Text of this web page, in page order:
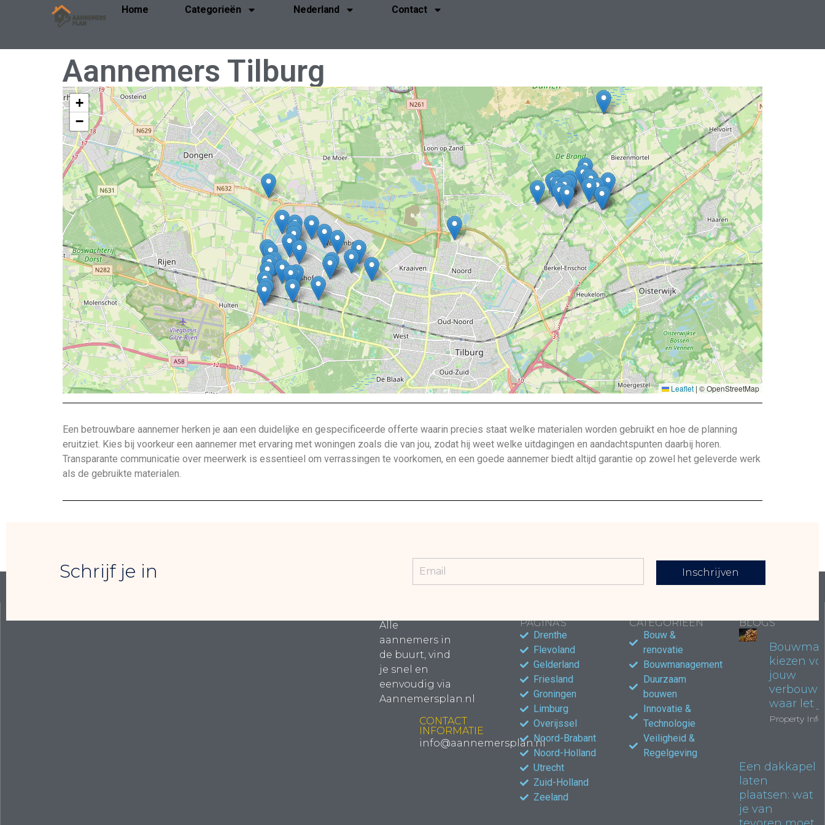
Home Categorieën Nederland Contact
Aannemers Tilburg
+
−
Leaflet | © OpenStreetMap
Een betrouwbare aannemer herken je aan een duidelijke en gespecificeerde offerte waarin precies staat welke materialen worden gebruikt en hoe de planning
eruitziet. Kies bij voorkeur een aannemer met ervaring met woningen zoals die van jou, zodat hij weet welke uitdagingen en aandachtspunten daarbij horen.
Transparante communicatie over meerwerk is essentieel om verrassingen te voorkomen, en een goede aannemer biedt altijd garantie op zowel het geleverde werk
als de gebruikte materialen.
Schrijf je in Inschrijven
Alle
aannemers in
de buurt, vind
je snel en
eenvoudig via
Aannemersplan.nl
CONTACT
INFORMATIE
info@aannemersplan.nl
PAGINA'S
Drenthe
Flevoland
Gelderland
Friesland
Groningen
Limburg
Overijssel
Noord-Brabant
Noord-Holland
Utrecht
Zuid-Holland
Zeeland
CATEGORIEËN
Bouw &
renovatie
Bouwmanagement
Duurzaam
bouwen
Innovatie &
Technologie
Veiligheid &
Regelgeving
BLOGS
kiezen
jouw
waar let
Property Info
Een dakkapel
laten
plaatsen: wat
je van